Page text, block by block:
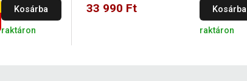
Kosárba
raktáron
33 990 Ft Kosárba
raktáron